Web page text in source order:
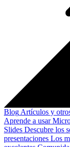
Blog Artículos y
Aprende a usar
Slides Descubre los
presentaciones Los